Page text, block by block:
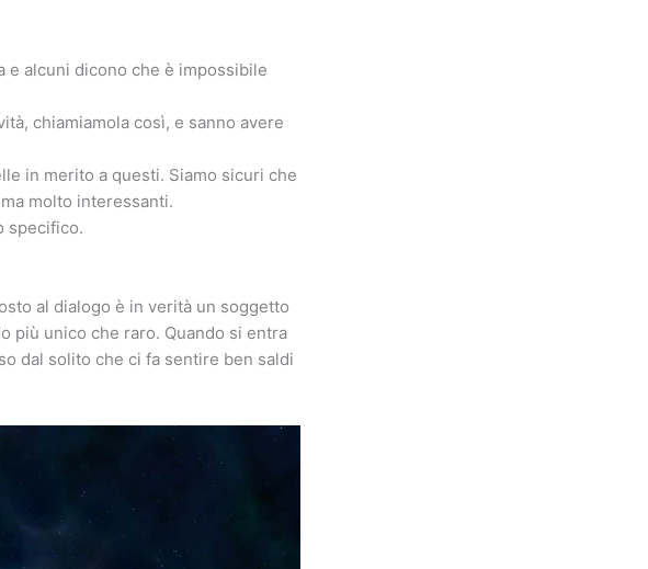
e alcuni dicono che è impossibile
chiamiamola così, e sanno avere
in merito a questi. Siamo sicuri che
molto interessanti.
specifico.
al dialogo è in verità un soggetto
più unico che raro. Quando si entra
dal solito che ci fa sentire ben saldi